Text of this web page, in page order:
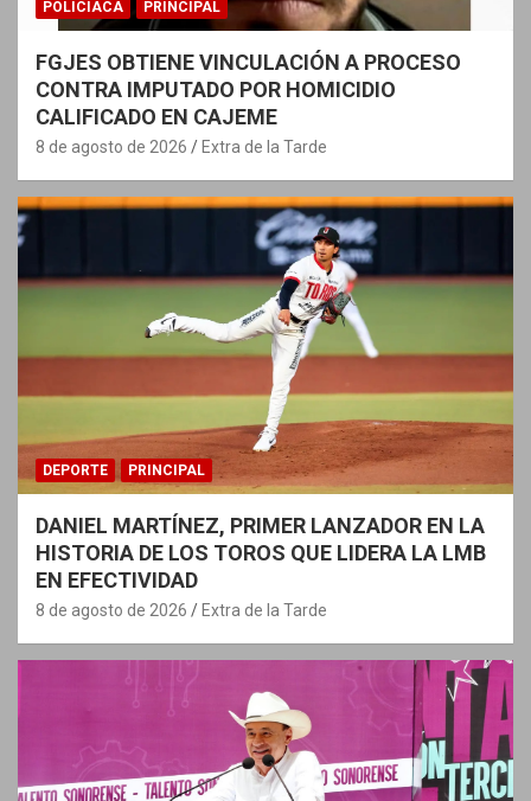
POLICIACA PRINCIPAL
FGJES OBTIENE VINCULACIÓN A PROCESO
CONTRA IMPUTADO POR HOMICIDIO
CALIFICADO EN CAJEME
8 de agosto de 2026 Extra de la Tarde
DEPORTE PRINCIPAL
DANIEL MARTÍNEZ, PRIMER LANZADOR EN LA
HISTORIA DE LOS TOROS QUE LIDERA LA LMB
EN EFECTIVIDAD
8 de agosto de 2026 Extra de la Tarde